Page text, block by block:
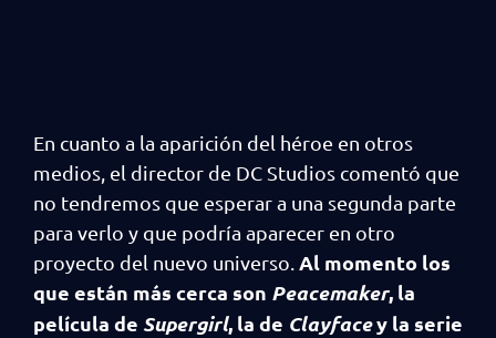
En cuanto a la aparición del héroe en otros
medios, el director de DC Studios comentó que
no tendremos que esperar a una segunda parte
para verlo y que podría aparecer en otro
proyecto del nuevo universo. Al momento los
que están más cerca son Peacemaker, la
película de Supergirl, la de Clayfacey la serie